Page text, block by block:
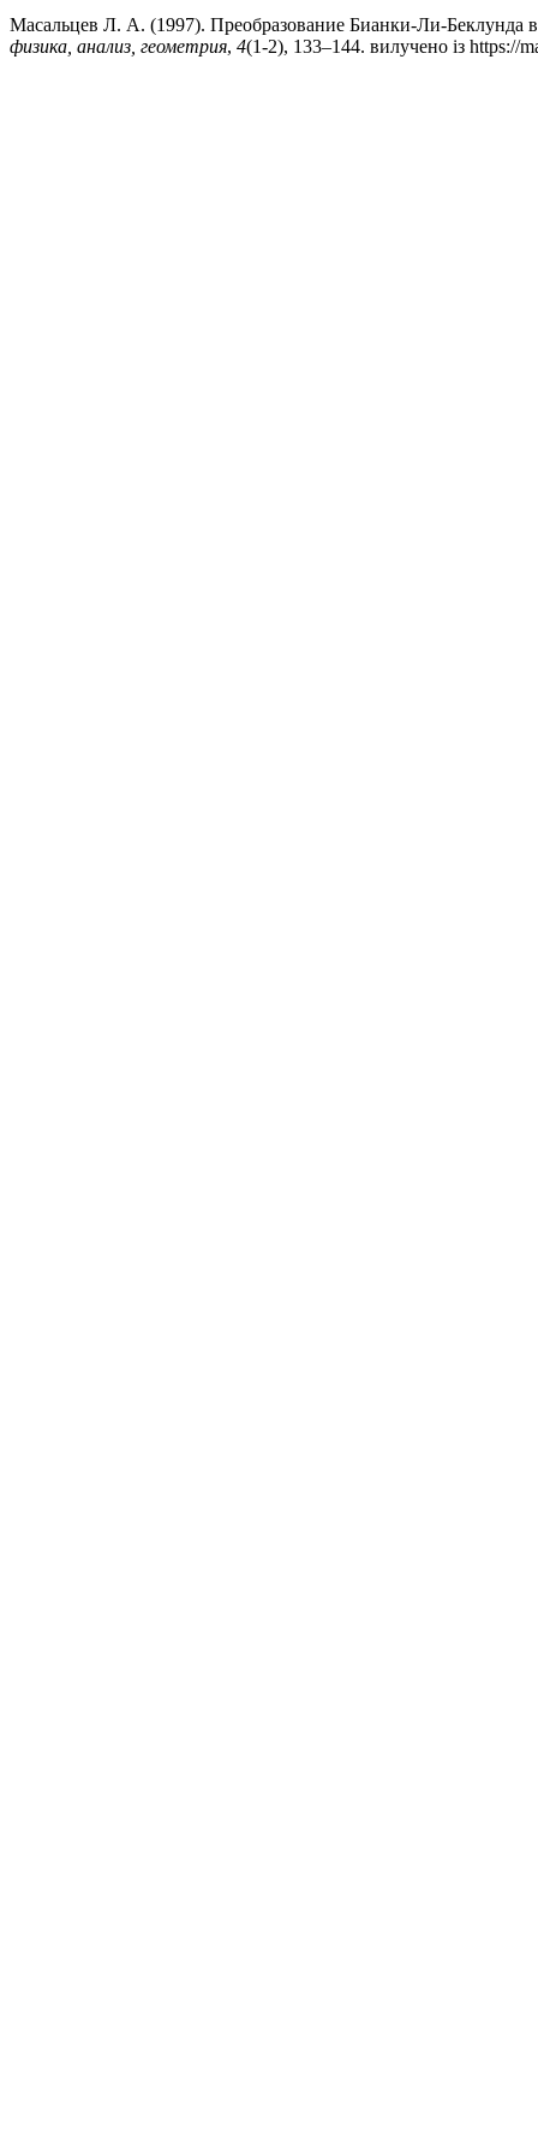
Масальцев Л. A. (1997). Преобразование Бианки-Ли-Беклунда
физика, анализ, геометрия, 4(1-2), 133–144. вилучено із https://